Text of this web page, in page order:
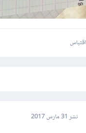
اقتباس
نشر 31 مارس 2017